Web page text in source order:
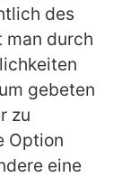
des
man durch
gebeten
zu
Option
eine